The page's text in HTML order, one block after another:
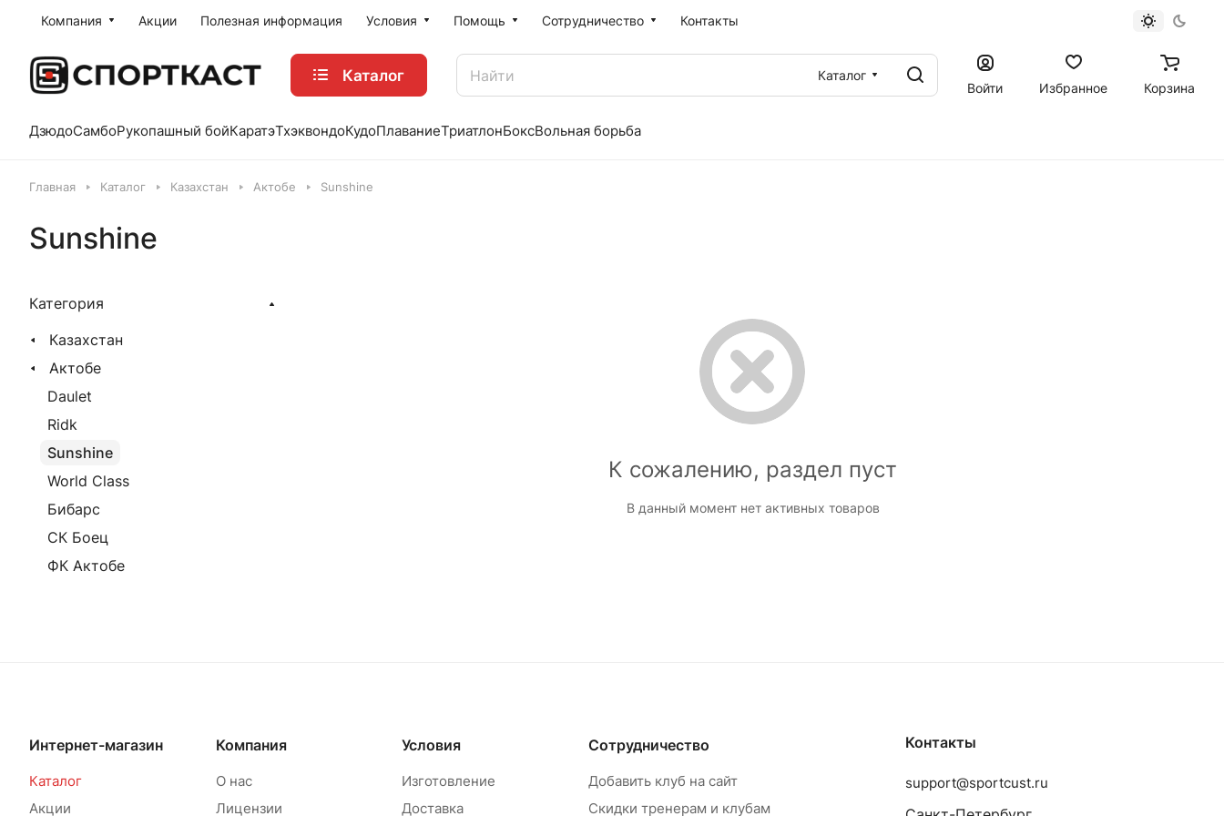
Компания Акции Полезная информация Условия Помощь Сотрудничество Контакты
Каталог
Каталог
Войти
Избранное Корзина
ДзюдоСамбоРукопашный бойКаратэТхэквондоКудоПлаваниеТриатлонБоксВольная борьба
Главная Каталог Казахстан Актобе Sunshine
Sunshine
К сожалению, раздел пуст
В данный момент нет активных товаров
Категория
Казахстан
Актобе
Daulet
Ridk
Sunshine
World Class
Бибарс
СК Боец
ФК Актобе
Интернет-магазин
Каталог
Акции
Компания
О нас
Лицензии
Условия
Изготовление
Доставка
Сотрудничество
Добавить клуб на сайт
Скидки тренерам и клубам
Контакты
support@sportcust.ru